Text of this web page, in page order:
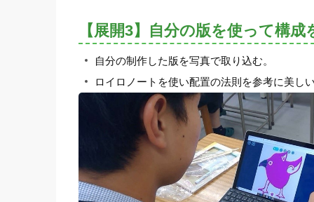
【展開3】自分の版を使って構成
自分の制作した版を写真で取り込む。
ロイロノートを使い配置の法則を参考に美し